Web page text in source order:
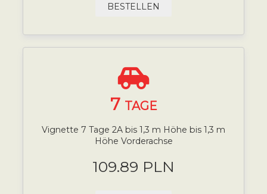
BESTELLEN
7 TAGE
Vignette 7 Tage 2A bis 1,3 m Höhe bis 1,3 m
Höhe Vorderachse
109.89 PLN